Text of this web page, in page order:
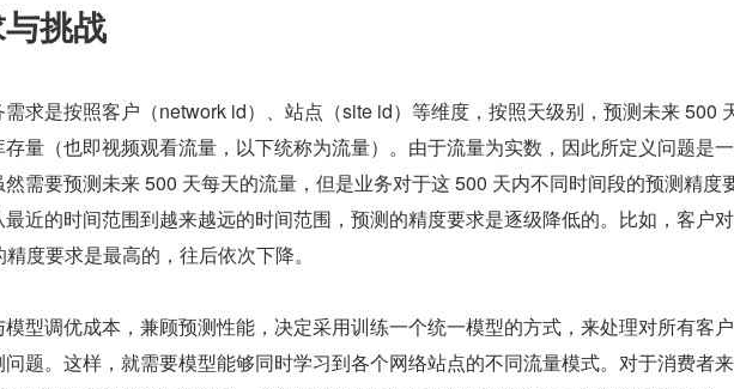
挑战
求是按照客户（network id）、站点（site id）等维度，按照天级别，预测未来 500
量（也即视频观看流量，以下统称为流量）。由于流量为实数，因此所定义问题是一
需要预测未来 500 天每天的流量，但是业务对于这 500 天内不同时间段的预测精度
近的时间范围到越来越远的时间范围，预测的精度要求是逐级降低的。比如，客户对
度要求是最高的，往后依次下降。
型调优成本，兼顾预测性能，决定采用训练一个统一模型的方式，来处理对所有客户
题。这样，就需要模型能够同时学习到各个网络站点的不同流量模式。对于消费者来